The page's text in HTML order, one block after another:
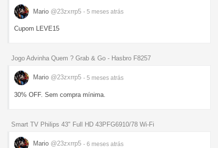
Mario @23zxrrp5 - 5 meses atrás
Cupom LEVE15
Jogo Advinha Quem ? Grab & Go - Hasbro F8257
Mario @23zxrrp5 - 5 meses atrás
30% OFF. Sem compra mínima.
Smart TV Philips 43" Full HD 43PFG6910/78 Wi-Fi
Mario @23zxrrp5 - 6 meses atrás